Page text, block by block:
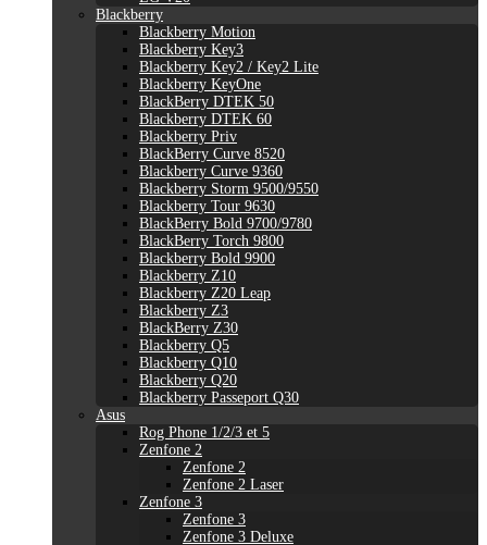
Blackberry
Blackberry Motion
Blackberry Key3
Blackberry Key2 / Key2 Lite
Blackberry KeyOne
BlackBerry DTEK 50
Blackberry DTEK 60
Blackberry Priv
BlackBerry Curve 8520
Blackberry Curve 9360
Blackberry Storm 9500/9550
Blackberry Tour 9630
BlackBerry Bold 9700/9780
BlackBerry Torch 9800
Blackberry Bold 9900
Blackberry Z10
Blackberry Z20 Leap
Blackberry Z3
BlackBerry Z30
Blackberry Q5
Blackberry Q10
Blackberry Q20
Blackberry Passeport Q30
Asus
Rog Phone 1/2/3 et 5
Zenfone 2
Zenfone 2
Zenfone 2 Laser
Zenfone 3
Zenfone 3
Zenfone 3 Deluxe